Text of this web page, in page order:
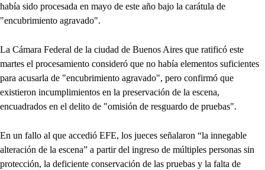
había sido procesada en mayo de este año bajo la carátula de
"encubrimiento agravado".
La Cámara Federal de la ciudad de Buenos Aires que ratificó este
martes el procesamiento consideró que no había elementos suficientes
para acusarla de "encubrimiento agravado", pero confirmó que
existieron incumplimientos en la preservación de la escena,
encuadrados en el delito de "omisión de resguardo de pruebas".
En un fallo al que accedió EFE, los jueces señalaron “la innegable
alteración de la escena” a partir del ingreso de múltiples personas sin
protección, la deficiente conservación de las pruebas y la falta de